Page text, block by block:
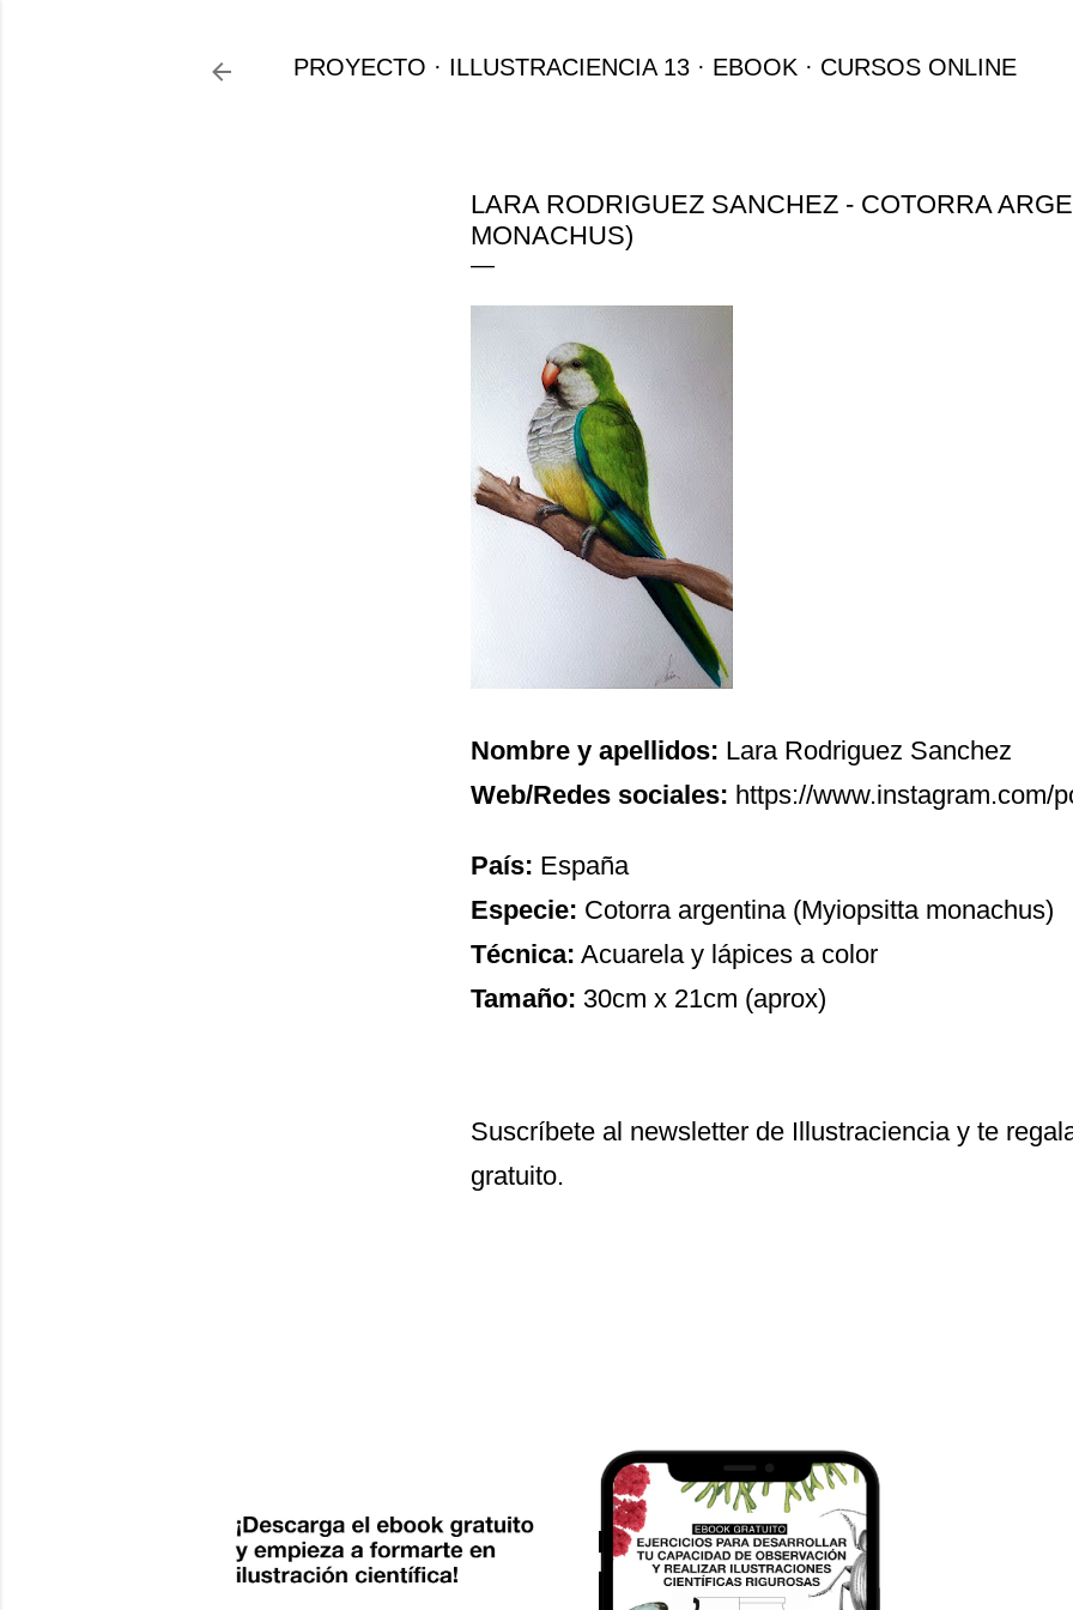
PROYECTO ILLUSTRACIENCIA 13 EBOOK CURSOS ONLINE
LARA RODRIGUEZ SANCHEZ - COTORRA
MONACHUS)
Nombre y apellidos: Lara Rodriguez Sanchez
Web/Redes sociales: https://www.instagram.com/
País: España
Especie: Cotorra argentina (Myiopsitta monachus)
Técnica: Acuarela y lápices a color
Tamaño: 30cm x 21cm (aprox)
Suscríbete al newsletter de Illustraciencia y te
gratuito.